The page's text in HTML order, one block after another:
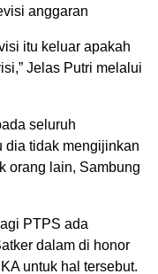
anggaran
itu keluar apakah
Jelas Putri melalui
seluruh
dia tidak mengijinkan
orang lain, Sambung
PTPS ada
dalam di honor
untuk hal tersebut.